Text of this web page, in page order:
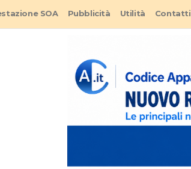
SOA Pubblicità Utilità Contatti